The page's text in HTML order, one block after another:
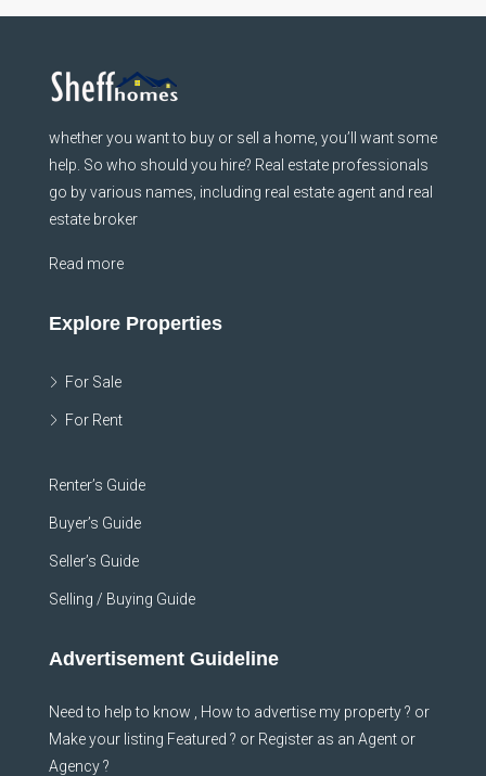
whether you want to buy or sell a home, you’ll want some
help. So who should you hire? Real estate professionals
go by various names, including real estate agent and real
estate broker
Read more
Explore Properties
For Sale
For Rent
Renter’s Guide
Buyer’s Guide
Seller’s Guide
Selling / Buying Guide
Advertisement Guideline
Need to help to know , How to advertise my property ? or
Make your listing Featured ? or Register as an Agent or
Agency ?